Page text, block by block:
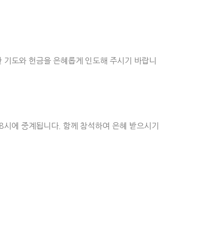
도와 헌금을 은혜롭게 인도해 주시기 바랍니
에 중계됩니다. 함께 참석하여 은혜 받으시기